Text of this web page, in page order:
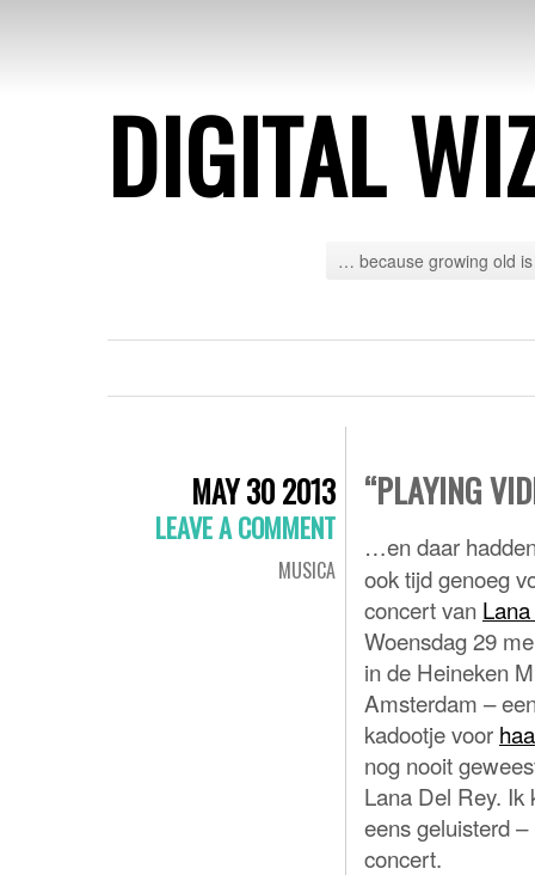
DIGITAL
… because growing old
MAY 30 2013
LEAVE A COMMENT
MUSICA
“PLAYING
…en daar
ook tijd genoeg
concert van
Woensdag 29
in de Heineken
Amsterdam –
kadootje voor
nog nooit
Lana Del Rey. Ik
eens geluisterd
concert.